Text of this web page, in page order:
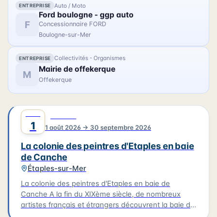
ENTREPRISE Auto / Moto
F
Ford boulogne - ggp auto
Concessionnaire FORD
Boulogne-sur-Mer
ENTREPRISE Collectivités - Organismes
M Mairie de offekerque
Offekerque
1 1 août 2026 → 30 septembre 2026
La colonie des peintres d'Etaples en baie
de Canche
Étaples-sur-Mer
La colonie des peintres d'Etaples en baie de
Canche A la fin du XIXème siècle, de nombreux
artistes français et étrangers découvrent la baie de